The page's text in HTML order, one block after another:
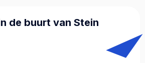
de buurt van Stein